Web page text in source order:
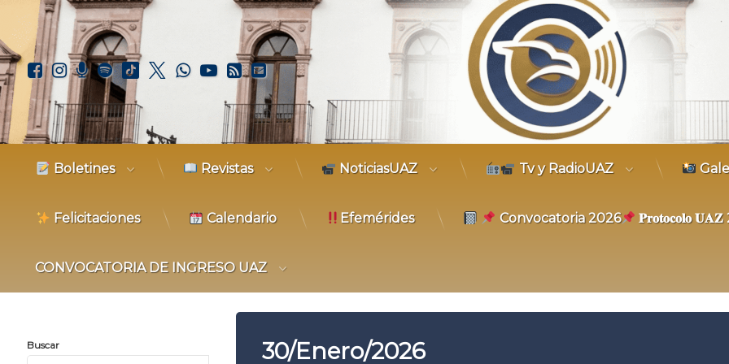
Facebook
Instagram
Podcast
SpotifyTikTokX.com
WhatsApp
YouTube
RSSCorreo electrónico
Boletines Revistas NoticiasUAZ Tv y RadioUAZ
Felicitaciones Calendario Efemérides Convocatoria 2026 𝐏𝐫𝐨𝐭𝐨𝐜𝐨𝐥𝐨
CONVOCATORIA DE INGRESO UAZ
30/Enero/2026
Buscar